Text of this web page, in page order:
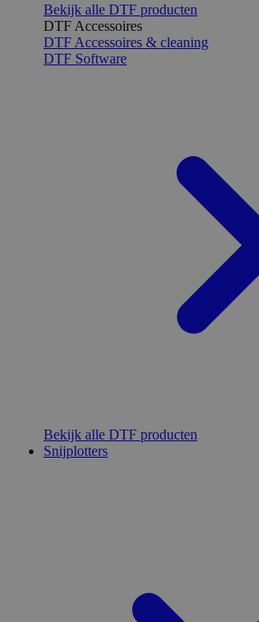
Bekijk alle DTF producten
DTF Accessoires
DTF Accessoires & cleaning
DTF Software
Bekijk alle DTF producten
Snijplotters